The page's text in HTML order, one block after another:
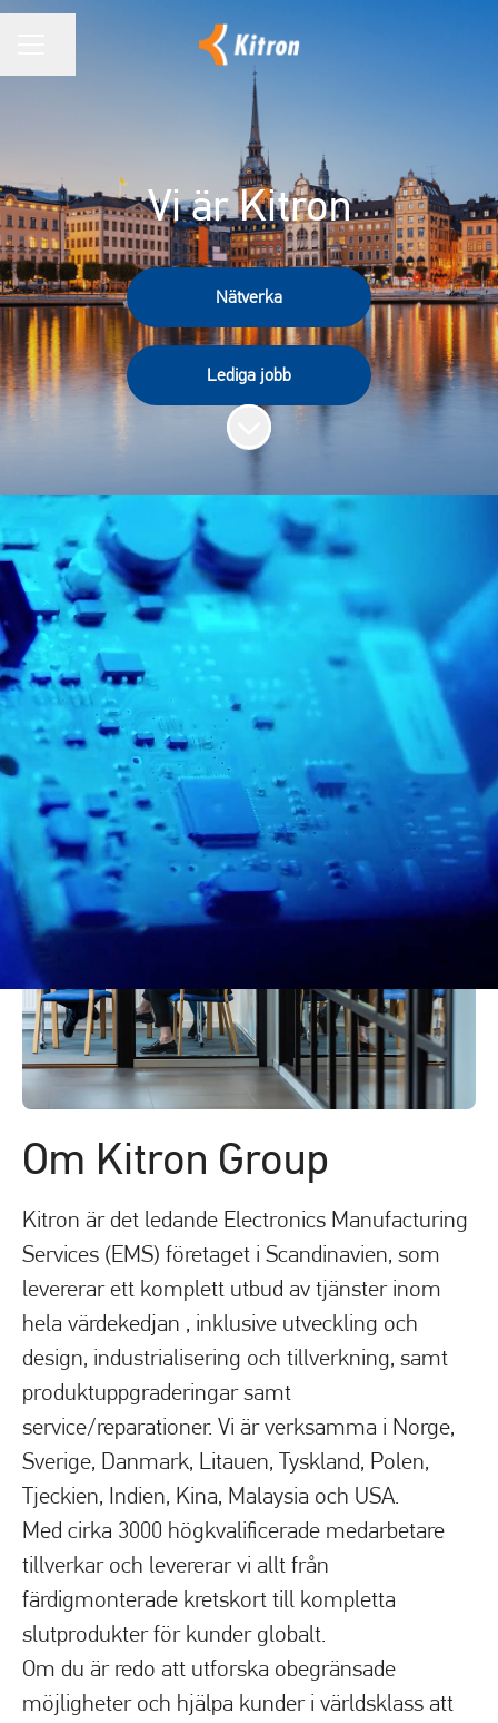
Vi är Kitron
Nätverka
Lediga jobb
Skrolla för mer innehåll
Scandinaviens ledande
EMS-företag
Om Kitron Group
Kitron är det ledande Electronics Manufacturing
Services (EMS) företaget i Scandinavien, som
levererar ett komplett utbud av tjänster inom
hela värdekedjan , inklusive utveckling och
design, industrialisering och tillverkning, samt
produktuppgraderingar samt
service/reparationer. Vi är verksamma i Norge,
Sverige, Danmark, Litauen, Tyskland, Polen,
Tjeckien, Indien, Kina, Malaysia och USA.
Med cirka 3000 högkvalificerade medarbetare
tillverkar och levererar vi allt från
färdigmonterade kretskort till kompletta
slutprodukter för kunder globalt.
Om du är redo att utforska obegränsade
möjligheter och hjälpa kunder i världsklass att